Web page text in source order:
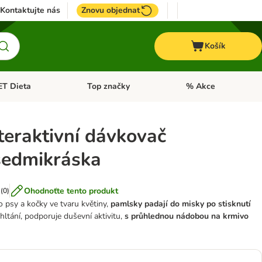
Kontaktujte nás Znovu objednat
Košík
menu: Koně
Dieta Otevřít menu: + VET Dieta
Top značky Otevřít menu: Top
% Akce
dávkovač
(0)
Ohodnoťte tento produkt
psy a kočky ve tvaru květiny, pamlsky padají do misky po stisknutí
podporuje duševní aktivitu,s průhlednou nádobou na krmivo